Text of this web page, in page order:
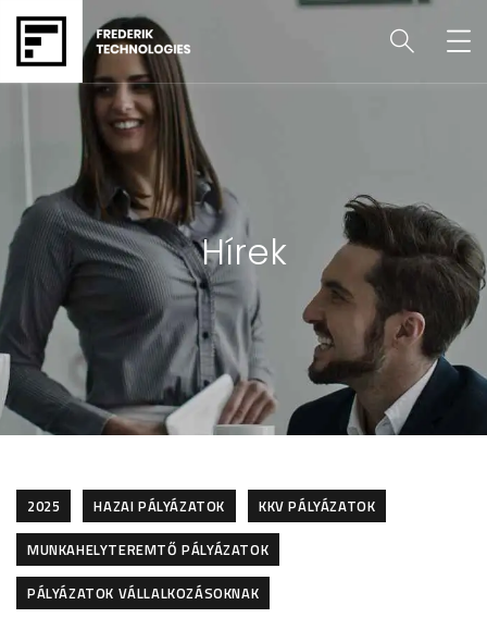
Hírek
2025 HAZAI PÁLYÁZATOK
KKV PÁLYÁZATOK
MUNKAHELYTEREMTŐ PÁLYÁZATOK
PÁLYÁZATOK VÁLLALKOZÁSOKNAK